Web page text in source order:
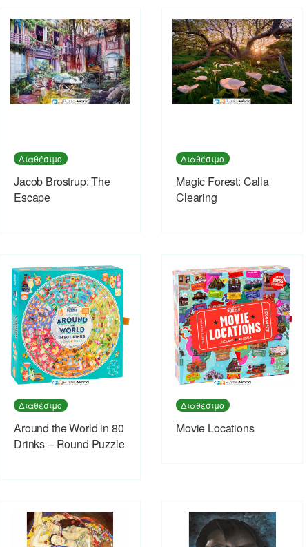
Διαθέσιμο
Jacob Brostrup: The
Escape
Διαθέσιμο
Magic Forest: Calla
Clearing
Διαθέσιμο
Around the World in 80
Drinks – Round Puzzle
Διαθέσιμο
Movie Locations